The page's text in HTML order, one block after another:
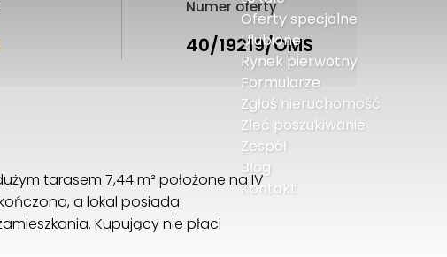
Oferty specjalne
Ulubione
Rynek pierwotny
Formularze
Zgłoś nieruchomość
Zleć poszukiwanie
Zespół
Blog
Kontakt
Numer oferty
40/19219/OMS
tarasem 7,44 m² położone na IV
a lokal posiada
Kupujący nie płaci